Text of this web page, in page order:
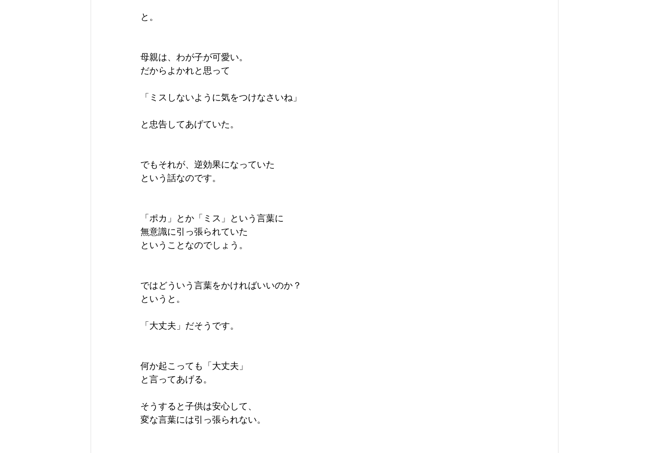
と。
母親は、わが子が可愛い。
だからよかれと思って
「ミスしないように気をつけなさいね」
と忠告してあげていた。
でもそれが、逆効果になっていた
という話なのです。
「ポカ」とか「ミス」という言葉に
無意識に引っ張られていた
ということなのでしょう。
ではどういう言葉をかければいいのか？
というと。
「大丈夫」だそうです。
何か起こっても「大丈夫」
と言ってあげる。
そうすると子供は安心して、
変な言葉には引っ張られない。